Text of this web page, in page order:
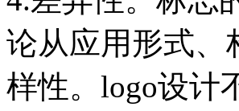
论从应用形式、
样性。logo设计